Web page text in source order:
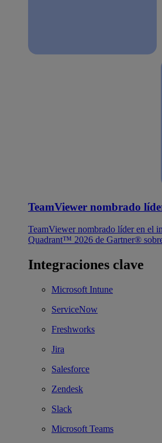
TeamViewer nombrado
TeamViewer nombrado líder en el
Quadrant™ 2026 de Gartner®
Integraciones clave
Microsoft Intune
ServiceNow
Freshworks
Jira
Salesforce
Zendesk
Slack
Microsoft Teams